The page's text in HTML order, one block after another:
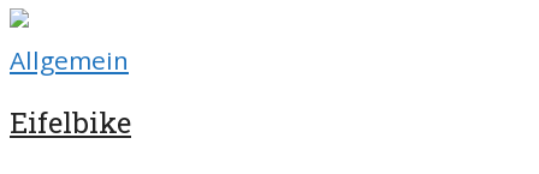
Allgemein
Eifelbike